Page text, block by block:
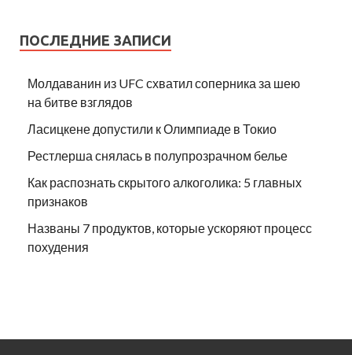
ПОСЛЕДНИЕ ЗАПИСИ
Молдаванин из UFC схватил соперника за шею
на битве взглядов
Ласицкене допустили к Олимпиаде в Токио
Рестлерша снялась в полупрозрачном белье
Как распознать скрытого алкоголика: 5 главных
признаков
Названы 7 продуктов, которые ускоряют процесс
похудения